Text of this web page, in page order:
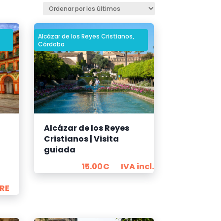
Alcázar de los Reyes Cristianos,
Córdoba
Alcázar de los Reyes
Cristianos | Visita
guiada
15.00€ IVA incl.